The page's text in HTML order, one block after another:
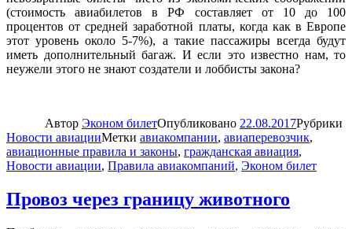
(стоимость авиабилетов в РФ составляет от 10 до 100
процентов от средней заработной платы, когда как в Европе
этот уровень около 5-7%), а такие пассажиры всегда будут
иметь дополнительный багаж. И если это известно нам, то
неужели этого не знают создатели и лоббисты закона?
Автор Эконом билетОпубликовано 22.08.2017Рубрики
Новости авиацииМетки авиакомпании, авиаперевозчик,
авиационные правила и законы, гражданская авиация,
Новости авиации, Правила авиакомпаний, Эконом билет
Провоз через границу животного